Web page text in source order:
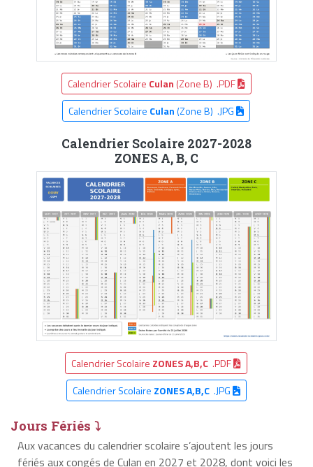
Calendrier Scolaire Culan (Zone B) .PDF
Calendrier Scolaire Culan(Zone B) .JPG
Calendrier Scolaire 2027-2028
ZONES A, B, C
Calendrier Scolaire ZONES A,B,C .PDF
Calendrier Scolaire ZONES A,B,C.JPG
Jours Fériés ⤵
Aux vacances du calendrier scolaire s’ajoutent les jours
fériés aux congés de Culan en 2027 et 2028, dont voici les